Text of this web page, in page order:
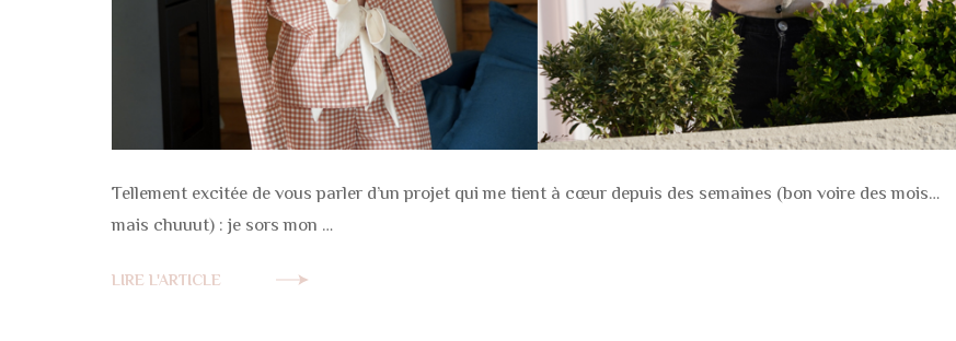
Tellement excitée de vous parler d’un projet qui me tient à cœur depuis des semaines (bon voire des mois…
mais chuuut) : je sors mon …
LIRE L'ARTICLE